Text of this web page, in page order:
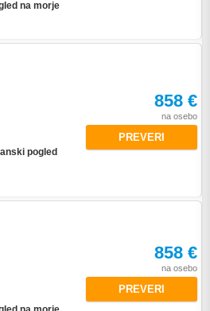
na morje
pogled
858 €
na osebo
PREVERI
858 €
na osebo
PREVERI